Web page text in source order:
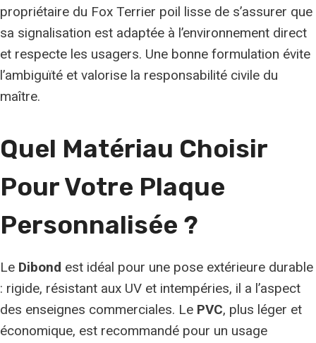
propriétaire du Fox Terrier poil lisse de s’assurer que
sa signalisation est adaptée à l’environnement direct
et respecte les usagers. Une bonne formulation évite
l’ambiguïté et valorise la responsabilité civile du
maître.
Quel Matériau Choisir
Pour Votre Plaque
Personnalisée ?
Le Dibond est idéal pour une pose extérieure durable
: rigide, résistant aux UV et intempéries, il a l’aspect
des enseignes commerciales. Le PVC, plus léger et
économique, est recommandé pour un usage